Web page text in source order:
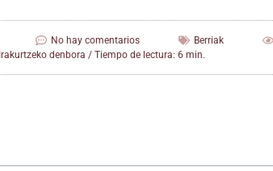
No hay comentarios Berriak
Irakurtzeko denbora / Tiempo de lectura: 6 min.